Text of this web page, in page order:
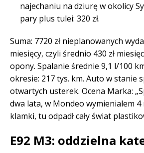
najechaniu na dziurę w okolicy
pary plus tulei: 320 zł.
Suma: 7720 zł nieplanowanych
miesięcy, czyli średnio 430 zł
opony. Spalanie średnie 9,1 l/100
okresie: 217 tys. km. Auto w stanie
otwartych usterek. Ocena Marka:
dwa lata, w Mondeo wymienialem
klamki, tu odpadł cały świat
E92 M3: oddzielna